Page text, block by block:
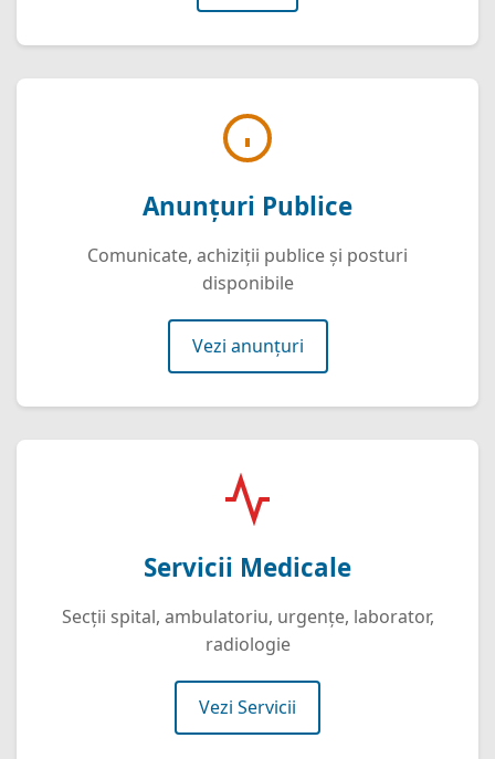
Anunțuri Publice
Comunicate, achiziții publice și posturi
disponibile
Vezi anunțuri
Servicii Medicale
Secții spital, ambulatoriu, urgențe, laborator,
radiologie
Vezi Servicii